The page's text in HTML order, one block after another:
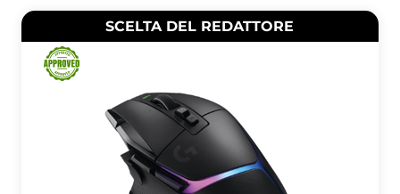
SCELTA DEL REDATTORE